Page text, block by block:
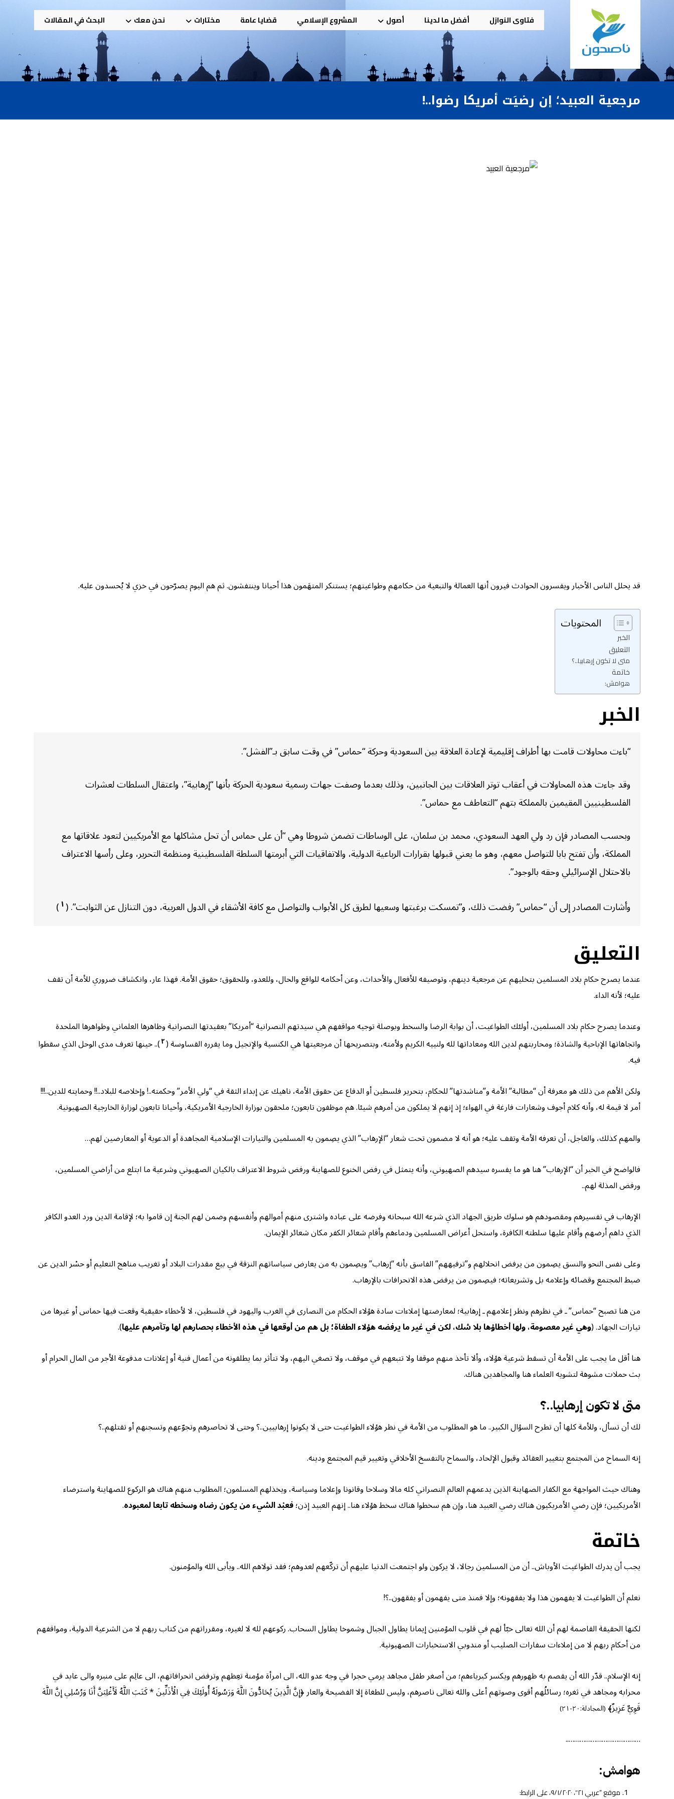
فتاوى النوازل أفضل ما لدينا أصول المشروع الإسلامي قضايا عامة مختارات نحن معك البحث في المقالات
مرجعية العبيد؛ إن رضيَت أمريكا رضوا..!
قد يحلل الناس الأخبار ويفسرون الحوادث فيرون أنها العمالة والتبعية من حكامهم وطواغيتهم؛ يستنكر المتهَمون هذا أحيانا وينتفشون. ثم هم اليوم يصرّحون في خزي لا يُحسدون عليه.
المحتويات
الخبر
التعليق
متى لا تكون إرهابيا..؟
خاتمة
هوامش:
الخبر
“باءت محاولات قامت بها أطراف إقليمية لإعادة العلاقة بين السعودية وحركة “حماس” في وقت سابق بـ”الفشل”.
وقد جاءت هذه المحاولات في أعقاب توتر العلاقات بين الجانبين، وذلك بعدما وصفت جهات رسمية سعودية الحركة بأنها “إرهابية”، واعتقال السلطات لعشرات
الفلسطينيين المقيمين بالمملكة بتهم “التعاطف مع حماس”.
وبحسب المصادر فإن رد ولي العهد السعودي، محمد بن سلمان، على الوساطات تضمن شروطا وهي “أن على حماس أن تحل مشاكلها مع الأمريكيين لتعود علاقاتها مع
المملكة، وأن تفتح بابا للتواصل معهم، وهو ما يعني قبولها بقرارات الرباعية الدولية، والاتفاقيات التي أبرمتها السلطة الفلسطينية ومنظمة التحرير، وعلى رأسها الاعتراف
بالاحتلال الإسرائيلي وحقه بالوجود”.
وأشارت المصادر إلى أن “حماس” رفضت ذلك، و”تمسكت برغبتها وسعيها لطرق كل الأبواب والتواصل مع كافة الأشقاء في الدول العربية، دون التنازل عن الثوابت”. (١)
التعليق
عندما يصرح حكام بلاد المسلمين بتخليهم عن مرجعية دينهم، وتوصيفه للأفعال والأحداث، وعن أحكامه للواقع والحال، وللعدو، وللحقوق؛ حقوق الأمة. فهذا عار، وانكشاف ضروري للأمة أن تقف
عليه؛ لأنه الداء.
وعندما يصرح حكام بلاد المسلمين، أولئك الطواغيت، أن بوابة الرضا والسخط وبوصلة توجيه مواقفهم هي سيدتهم النصرانية “أمريكا” بعقيدتها النصرانية وظاهرها العلماني وظواهرها الملحدة
واتجاهاتها الإباحية والشاذة؛ ومحاربتهم لدين الله ومعاداتها لله ولنييه الكريم ولأمته، وبتصريحها أن مرجعيتها هي الكنسية والإنجيل وما يقرره القساوسة (٢).. حينها تعرف مدى الوحل الذي سقطوا
فيه.
ولكن الأهم من ذلك هو معرفة أن “مطالبة” الأمة و”مناشدتها” للحكام، بتحرير فلسطين أو الدفاع عن حقوق الأمة، ناهيك عن إبداء الثقة في “ولي الأمر” وحكمته..! وإخلاصه للبلاد..!! وحمايته للدين..!!!
أمر لا قيمة له، وأنه كلام أجوف وشعارات فارغة في الهواء؛ إذ إنهم لا يملكون من أمرهم شيئا. هم موظفون تابعون؛ ملحقون بوزارة الخارجية الأمريكية، وأحيانا تابعون لوزارة الخارجية الصهيونية.
والمهم كذلك، والعاجل، أن تعرفه الأمة وتقف عليه؛ هو أنه لا مضمون تحت شعار “الإرهاب” الذي يصِمون به المسلمين والتيارات الإسلامية المجاهدة أو الدعوية أو المعارضين لهم…
فالواضح في الخبر أن “الإرهاب” هنا هو ما يفسره سيدهم الصهيوني، وأنه يتمثل في رفض الخنوع للصهاينة ورفض شروط الاعتراف بالكيان الصهيوني وشرعية ما ابتلع من أراضي المسلمين،
ورفض المذلة لهم..
الإرهاب في تفسيرهم ومقصودهم هو سلوك طريق الجهاد الذي شرعه الله سبحانه وفرضه على عباده واشترى منهم أموالهم وأنفسهم وضمن لهم الجنة إن قاموا به؛ لإقامة الدين ورد العدو الكافر
الذي داهم أرضهم وأقام عليها سلطته الكافرة، واستحل أعراض المسلمين ودماءهم وأقام شعائر الكفر مكان شعائر الإيمان.
وعلى نفس النحو والنسق يصِمون من يرفض انحلالهم و”ترفيههم” الفاسق بأنه “إرهاب” ويصِمون به من يعارض سياساتهم النزقة في بيع مقدرات البلاد أو تغريب مناهج التعليم أو حسْر الدين عن
ضبط المجتمع وقضائه وإعلامه بل وتشريعاته؛ فيصِمون من يرفض هذه الانحرافات بالإرهاب.
من هنا تصبح “حماس” ـ في نظرهم ونظر إعلامهم ـ إرهابية؛ لمعارضتها إملاءات سادة هؤلاء الحكام من النصارى في الغرب واليهود في فلسطين، لا لأخطاء حقيقية وقعت فيها حماس أو غيرها من
تيارات الجهاد. (وهي غير معصومة، ولها أخطاؤها بلا شك، لكن في غير ما يرفضه هؤلاء الطغاة؛ بل هم من أوقعها في هذه الأخطاء بحصارهم لها وتآمرهم عليها).
هنا أقل ما يجب على الأمة أن تسقط شرعية هؤلاء، وألا تأخذ منهم موقفا ولا تتبعهم في موقف، ولا تصغي اليهم، ولا تتأثر بما يطلقونه من أعمال فنية أو إعلانات مدفوعة الأجر من المال الحرام أو
بث حملات مشوهة لتشويه العلماء هنا والمجاهدين هناك.
متى لا تكون إرهابيا..؟
لك أن تسأل، وللأمة كلها أن تطرح السؤال الكبير.. ما هو المطلوب من الأمة في نظر هؤلاء الطواغيت حتى لا يكونوا إرهابيين..؟ وحتى لا تحاصرهم وتجوّعهم وتسجنهم أو تقتلهم..؟
إنه السماح من المجتمع بتغيير العقائد وقبول الإلحاد، والسماح بالتفسخ الأخلاقي وتغيير قيم المجتمع ودينه.
وهناك حيث المواجهة مع الكفار الصهاينة الذين يدعمهم العالم النصراني كله مالا وسلاحا وقانونا وإعلاما وسياسة، ويخذلهم المسلمون؛ المطلوب منهم هناك هو الركوع للصهاينة واسترضاء
الأمريكيين؛ فإن رضي الأمريكيون هناك رضي العبيد هنا، وإن هم سخطوا هناك سخط هؤلاء هنا.. إنهم العبيد إذن؛فعبْد الشيء من يكون رضاه وسخطه تابعا لمعبوده.
خاتمة
يجب أن يدرك الطواغيت الأوباش.. أن من المسلمين رجالا، لا يركون ولو اجتمعت الدنيا عليهم أن تركّعهم لعدوهم؛ فقد تولاهم الله.. ويأبى الله والمؤمنون.
نعلم أن الطواغيت لا يفهمون هذا ولا يفقهونه؛ وإلا فمنذ متى يفهمون أو يفقهون..؟!
لكنها الحقيقة القاصمة لهم أن الله تعالى خبّأ لهم في قلوب المؤمنين إيمانا يطاول الجبال وشموخا يطاول السحاب. ركوعهم لله لا لغيره، ومقرراتهم من كتاب ربهم لا من الشرعية الدولية، ومواقفهم
من أحكام ربهم لا من إملاءات سفارات الصليب أو مندوبي الاستخبارات الصهيونية.
إنه الإسلام.. قدّر الله أن يقصم به ظهورهم ويكسر كبرياءهم؛ من أصغر طفل مجاهد يرمي حجرا في وجه عدو الله، الى امرأة مؤمنة تعِظهم وترفض انحرافاتهم، الى عالِم على منبره والى عابد في
محرابه ومجاهد في ثغره؛ رسائلُهم أقوى وصوتهم أعلى والله تعالى ناصرهم، وليس للطغاة إلا الفضيحة والعار ﴿إِنَّ الَّذِينَ يُحَادُّونَ اللَّهَ وَرَسُولَهُ أُولَئِكَ فِي الْأَذَلِّينَ * كَتَبَ اللَّهُ لَأَغْلِبَنَّ أَنَا وَرُسُلِي إِنَّ اللَّهَ
قَوِيٌّ عَزِيزٌ﴾(المجادلة:٢٠-٢١)
…………………………………..
هوامش:
موقع “عربي ٢١″، ٩/١/٢٠٢٠، على الرابط: